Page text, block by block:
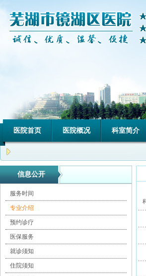
医院首页 医院概况 科室简介
信息公开
服务时间
专业介绍
预约诊疗
医保服务
就诊须知
住院须知